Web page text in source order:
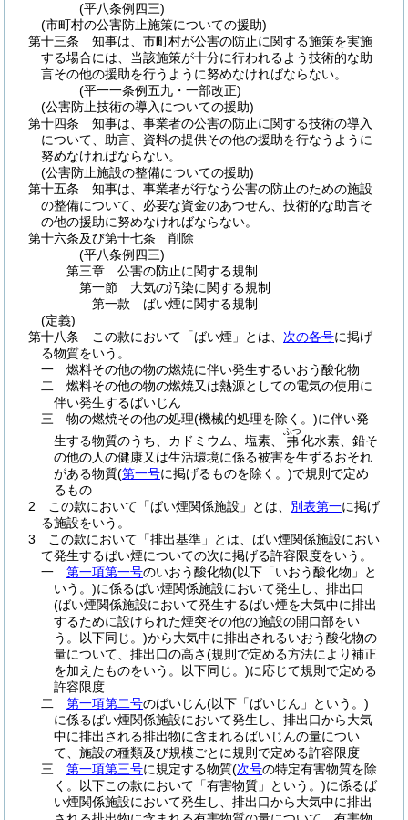
(平八条例四三)
(市町村の公害防止施策についての援助)
第十三条
知事は、市町村が公害の防止に関する施策を実施
する場合には、当該施策が十分に行われるよう技術的な助
言その他の援助を行うように努めなければならない。
(平一一条例五九・一部改正)
(公害防止技術の導入についての援助)
第十四条
知事は、事業者の公害の防止に関する技術の導入
について、助言、資料の提供その他の援助を行なうように
努めなければならない。
(公害防止施設の整備についての援助)
第十五条
知事は、事業者が行なう公害の防止のための施設
の整備について、必要な資金のあつせん、技術的な助言そ
の他の援助に努めなければならない。
第十六条及び第十七条
削除
(平八条例四三)
第三章
公害の防止に関する規制
第一節
大気の汚染に関する規制
第一款
ばい煙に関する規制
(定義)
第十八条
この款において「ばい煙」とは、 次の各号に掲げ
る物質をいう。
一
燃料その他の物の燃焼に伴い発生するいおう酸化物
二
燃料その他の物の燃焼又は熱源としての電気の使用に
伴い発生するばいじん
三
物の燃焼その他の処理(機械的処理を除く。)に伴い発
生する物質のうち、カドミウム、塩素、
弗
ふつ
化水素、鉛そ
の他の人の健康又は生活環境に係る被害を生ずるおそれ
がある物質(第一号に掲げるものを除く。)で規則で定め
るもの
2
この款において「ばい煙関係施設」とは、 別表第一に掲げ
る施設をいう。
3
この款において「排出基準」とは、ばい煙関係施設におい
て発生するばい煙についての次に掲げる許容限度をいう。
一
第一項第一号のいおう酸化物(以下「いおう酸化物」と
いう。)に係るばい煙関係施設において発生し、排出口
(ばい煙関係施設において発生するばい煙を大気中に排出
するために設けられた煙突その他の施設の開口部をい
う。以下同じ。)から大気中に排出されるいおう酸化物の
量について、排出口の高さ(規則で定める方法により補正
を加えたものをいう。以下同じ。)に応じて規則で定める
許容限度
二
第一項第二号のばいじん(以下「ばいじん」という。)
に係るばい煙関係施設において発生し、排出口から大気
中に排出される排出物に含まれるばいじんの量につい
て、施設の種類及び規模ごとに規則で定める許容限度
三
第一項第三号に規定する物質(次号の特定有害物質を除
く。以下この款において「有害物質」という。)に係るば
い煙関係施設において発生し、排出口から大気中に排出